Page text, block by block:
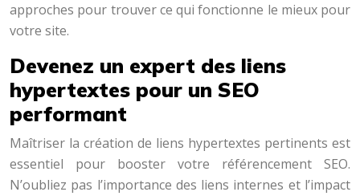
approches pour trouver ce qui fonctionne le mieux pour
votre site.
Devenez un expert des liens
hypertextes pour un SEO
performant
Maîtriser la création de liens hypertextes pertinents est
essentiel pour booster votre référencement SEO.
N’oubliez pas l’importance des liens internes et l’impact